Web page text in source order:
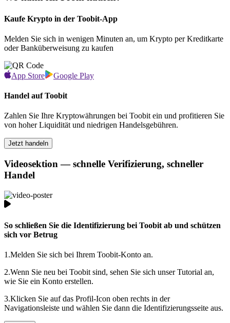
Kaufe Krypto in der Toobit-App
Melden Sie sich in wenigen Minuten an, um Krypto per Kreditkarte
oder Banküberweisung zu kaufen
App Store Google Play
Handel auf Toobit
Zahlen Sie Ihre Kryptowährungen bei Toobit ein und profitieren Sie
von hoher Liquidität und niedrigen Handelsgebühren.
Jetzt handeln
Videosektion — schnelle Verifizierung, schneller
Handel
So schließen Sie die Identifizierung bei Toobit ab und schützen
sich vor Betrug
1.Melden Sie sich bei Ihrem Toobit-Konto an.
2.Wenn Sie neu bei Toobit sind, sehen Sie sich unser Tutorial an,
wie Sie ein Konto erstellen.
3.Klicken Sie auf das Profil-Icon oben rechts in der
Navigationsleiste und wählen Sie dann die Identifizierungsseite aus.